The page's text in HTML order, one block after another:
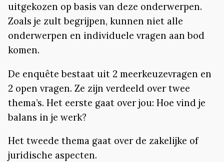
uitgekozen op basis van deze onderwerpen.
Zoals je zult begrijpen, kunnen niet alle
onderwerpen en individuele vragen aan bod
komen.
De enquête bestaat uit 2 meerkeuzevragen en
2 open vragen. Ze zijn verdeeld over twee
thema’s. Het eerste gaat over jou: Hoe vind je
balans in je werk?
Het tweede thema gaat over de zakelijke of
juridische aspecten.